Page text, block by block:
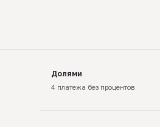
Долями
4 платежа без процентов